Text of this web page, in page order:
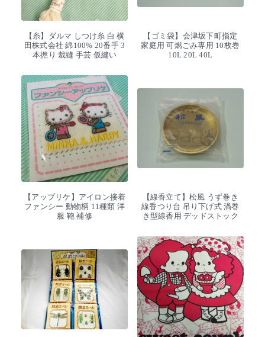
【糸】ダルマ しつけ糸 白 横
田株式会社 綿100% 20番手 3
本撚り 裁縫 手芸 仮縫い
【ゴミ袋】会津坂下町指定
家庭用 可燃ごみ専用 10枚巻
10L 20L 40L
【アップリケ】アイロン接着
ファンシー 動物柄 11種類 洋
服 鞄 補修
【線香立て】松風 うず巻き
線香つり台 吊り下げ式 渦巻
き型線香用 デッドストック